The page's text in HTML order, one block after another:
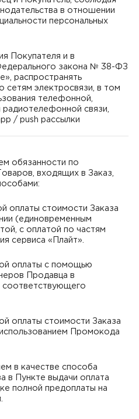
в отношении
персональных
Покупателя и в
закона № 38-ФЗ
распространять
электросвязи, в том
телефонной,
связи,
/ push рассылки
обязанности по
входящих в Заказ,
оплаты стоимости Заказа
(единовременным
с оплатой по частям
сервиса «Плайт».
оплаты с помощью
Продавца в
соответствующего
оплаты стоимости Заказа
Промокода
в качестве способа
в Пункте выдачи оплата
полной предоплаты на